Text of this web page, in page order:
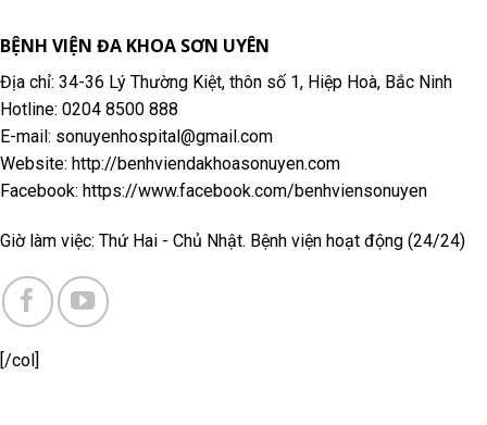
BỆNH VIỆN ĐA KHOA SƠN UYÊN
Địa chỉ: 34-36 Lý Thường Kiệt, thôn số 1, Hiệp Hoà, Bắc Ninh
Hotline: 0204 8500 888
E-mail: sonuyenhospital@gmail.com
Website: http://benhviendakhoasonuyen.com
Facebook: https://www.facebook.com/benhviensonuyen
Giờ làm việc: Thứ Hai - Chủ Nhật. Bệnh viện hoạt động (24/24)
[/col]